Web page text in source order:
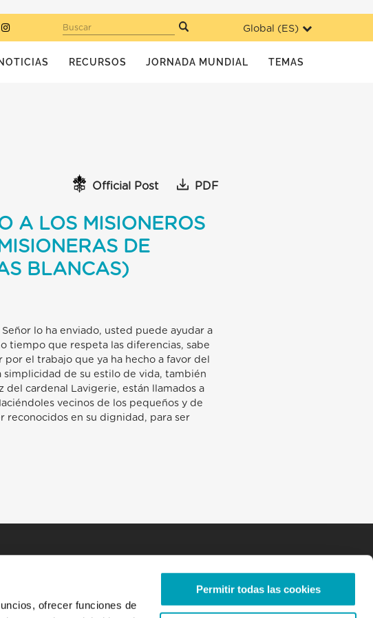
ofrecer funciones de
Permitir todas las cookies
Global (ES)
Buscar
RECURSOS JORNADA MUNDIAL TEMAS
Official Post PDF
A LOS MISIONEROS
DE
BLANCAS)
lo ha enviado, usted puede ayudar a
tiempo que respeta las diferencias, sabe
el trabajo que ya ha hecho a favor del
simplicidad de su estilo de vida, también
del cardenal Lavigerie, están llamados a
vecinos de los pequeños y de
reconocidos en su dignidad, para ser